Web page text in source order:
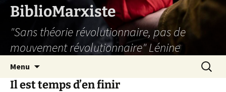
Aller
contenu
BiblioMarxiste
"Sans théorie révolutionnaire, pas de
mouvement révolutionnaire" Lénine
Menu
Il est temps d’en finir